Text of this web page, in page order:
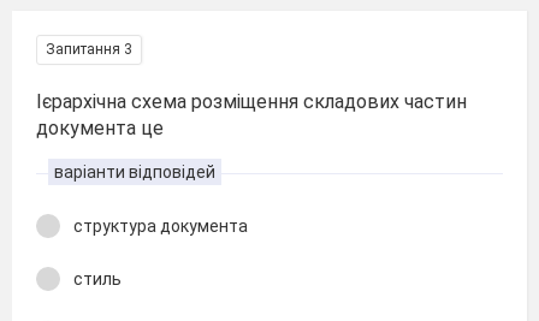
Запитання 3
Ієрархічна схема розміщення складових частин
документа це
варіанти відповідей
структура документа
стиль